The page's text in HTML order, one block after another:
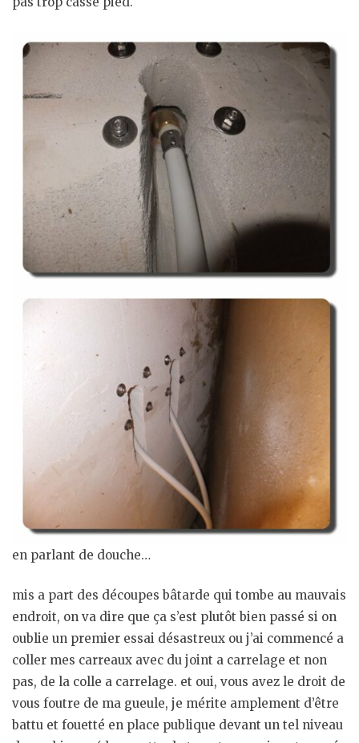
en parlant de douche…
mis a part des découpes bâtarde qui tombe au mauvais
endroit, on va dire que ça s’est plutôt bien passé si on
oublie un premier essai désastreux ou j’ai commencé a
coller mes carreaux avec du joint a carrelage et non
pas, de la colle a carrelage. et oui, vous avez le droit de
vous foutre de ma gueule, je mérite amplement d’être
battu et fouetté en place publique devant un tel niveau